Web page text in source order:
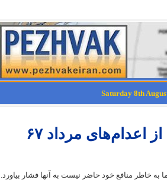
اعدام‌های مرداد ۶۷
خاطر منافع خود حاضر نيست به آنها فشار بياورد.